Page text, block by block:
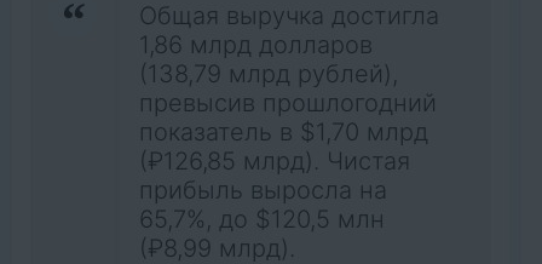
Общая выручка достигла
1,86 млрд долларов
(138,79 млрд рублей),
превысив прошлогодний
показатель в $1,70 млрд
(₽126,85 млрд). Чистая
прибыль выросла на
65,7%, до $120,5 млн
(₽8,99 млрд).